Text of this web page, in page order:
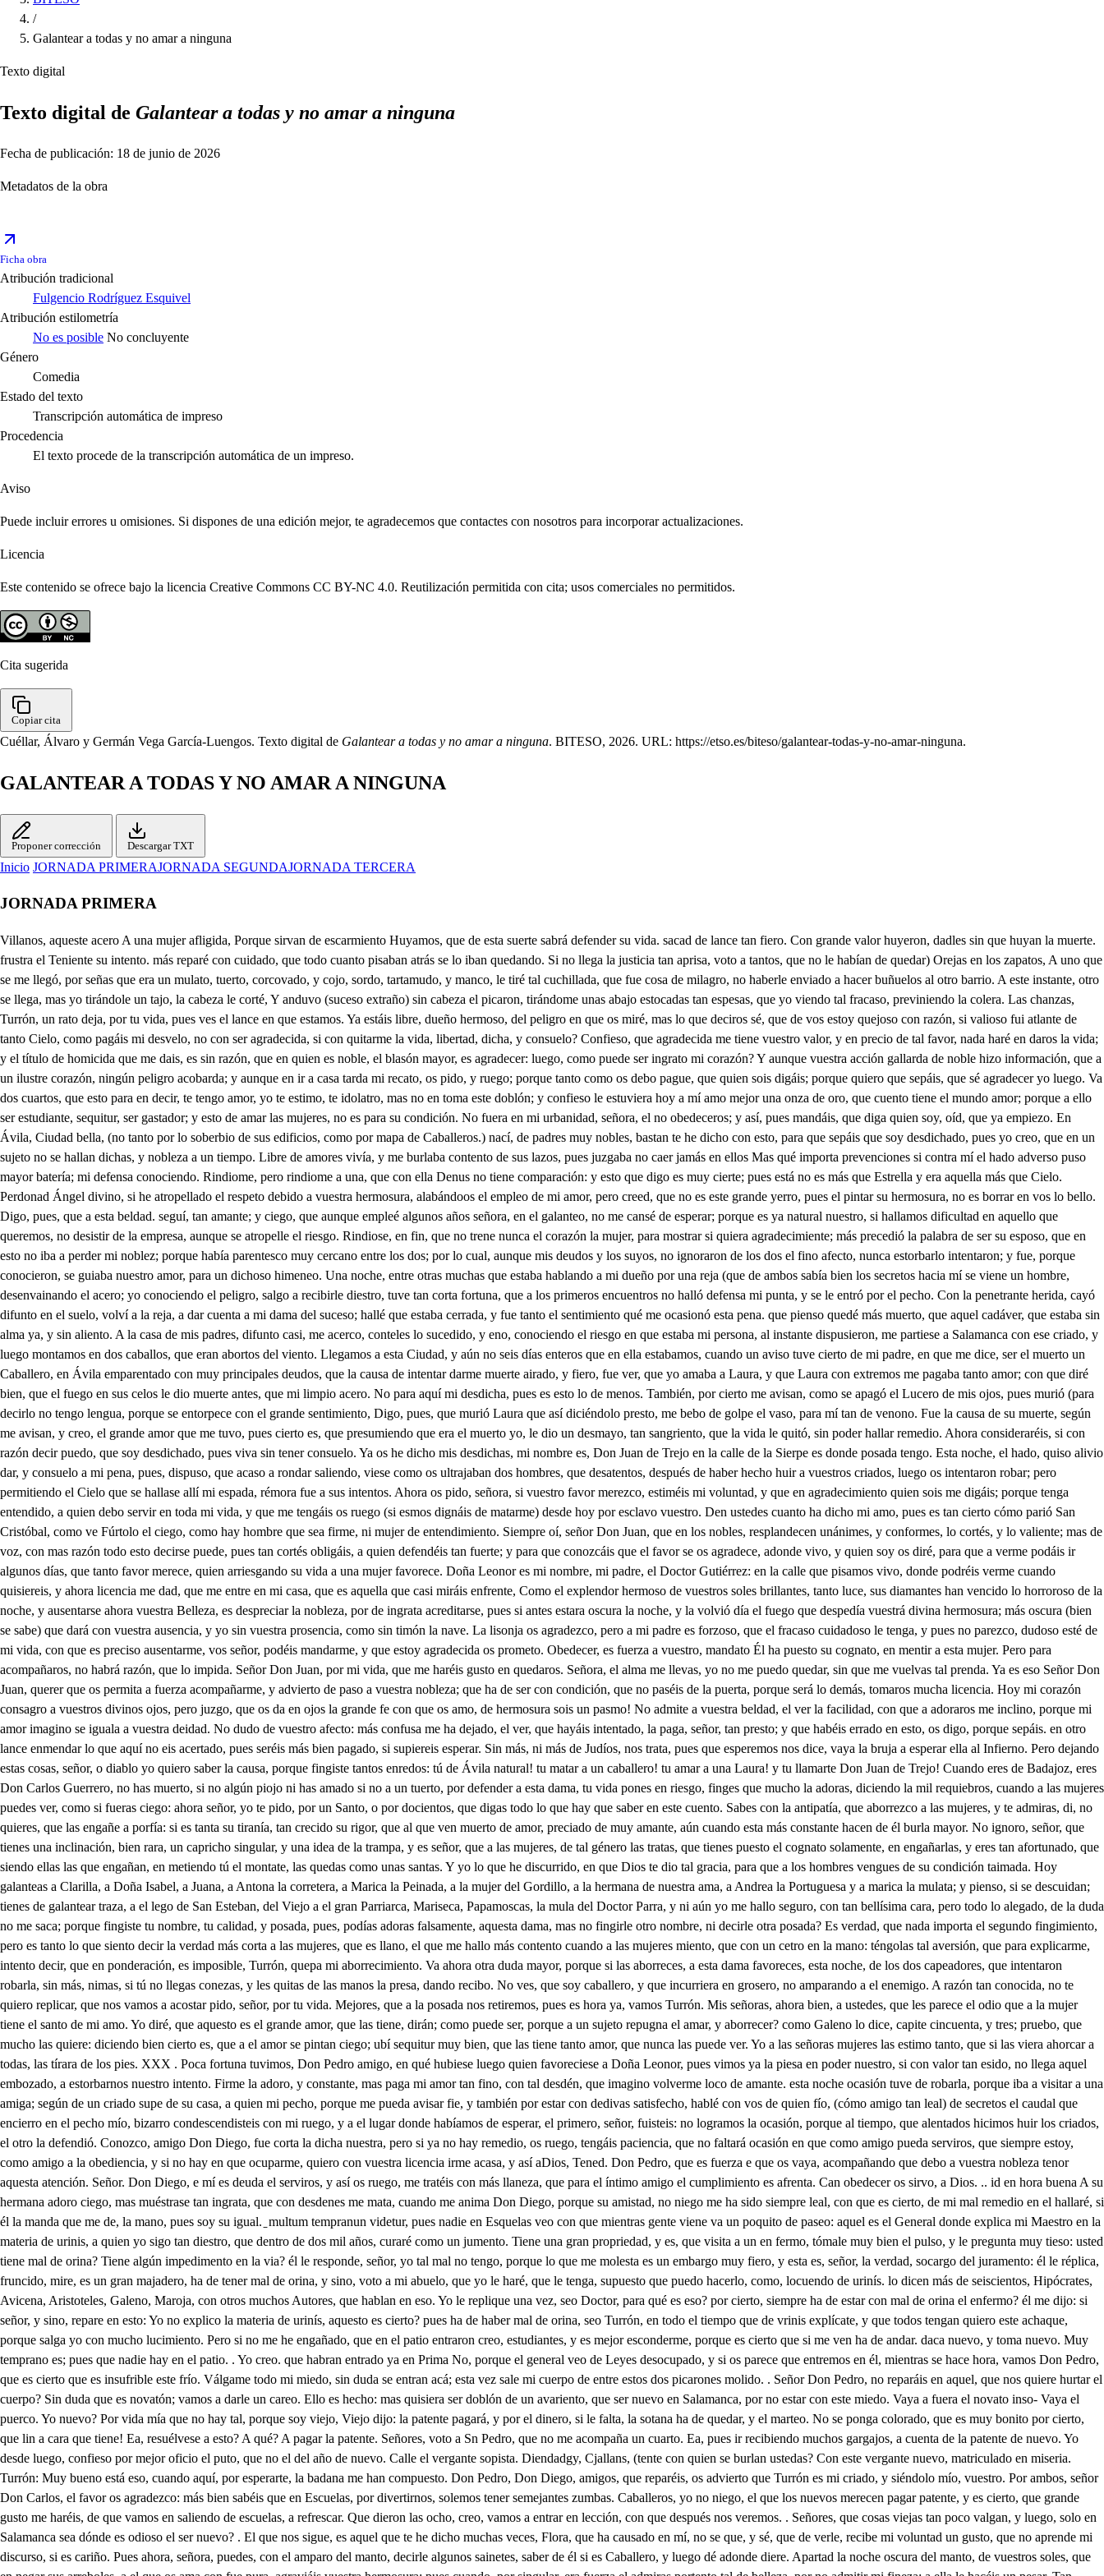
/
Galantear a todas y no amar a ninguna
Texto digital
Texto digital de Galantear a todas y no amar a ninguna
Fecha de publicación: 18 de junio de 2026
Metadatos de la obra
Ficha obra
Atribución tradicional
Fulgencio Rodríguez Esquivel
Atribución estilometría
No es posible No concluyente
Género
Comedia
Estado del texto
Transcripción automática de impreso
Procedencia
El texto procede de la transcripción automática de un impreso.
Aviso
Puede incluir errores u omisiones. Si dispones de una edición mejor, te agradecemos que contactes con nosotros para incorporar actualizaciones.
Licencia
Este contenido se ofrece bajo la licencia Creative Commons CC BY-NC 4.0. Reutilización permitida con cita; usos comerciales no permitidos.
Cita sugerida
Copiar cita
Cuéllar, Álvaro y Germán Vega García-Luengos. Texto digital de Galantear a todas y no amar a ninguna. BITESO, 2026. URL: https://etso.es/biteso/galantear-todas-y-no-amar-ninguna.
GALANTEAR A TODAS Y NO AMAR A NINGUNA
Proponer corrección Descargar TXT
Inicio JORNADA PRIMERAJORNADA SEGUNDAJORNADA TERCERA
JORNADA PRIMERA
Villanos, aqueste acero A una mujer afligida, Porque sirvan de escarmiento Huyamos, que de esta suerte sabrá defender su vida. sacad de lance tan fiero. Con grande valor huyeron, dadles sin que huyan la muerte. frustra el Teniente su intento. más reparé con cuidado, que todo cuanto pisaban atrás se lo iban quedando. Si no llega la justicia tan aprisa, voto a tantos, que no le habían de quedar) Orejas en los zapatos, A uno que se me llegó, por señas que era un mulato, tuerto, corcovado, y cojo, sordo, tartamudo, y manco, le tiré tal cuchillada, que fue cosa de milagro, no haberle enviado a hacer buñuelos al otro barrio. A este instante, otro se llega, mas yo tirándole un tajo, la cabeza le corté, Y anduvo (suceso extraño) sin cabeza el picaron, tirándome unas abajo estocadas tan espesas, que yo viendo tal fracaso, previniendo la colera. Las chanzas, Turrón, un rato deja, por tu vida, pues ves el lance en que estamos. Ya estáis libre, dueño hermoso, del peligro en que os miré, mas lo que deciros sé, que de vos estoy quejoso con razón, si valioso fui atlante de tanto Cielo, como pagáis mi desvelo, no con ser agradecida, si con quitarme la vida, libertad, dicha, y consuelo? Confieso, que agradecida me tiene vuestro valor, y en precio de tal favor, nada haré en daros la vida; y el título de homicida que me dais, es sin razón, que en quien es noble, el blasón mayor, es agradecer: luego, como puede ser ingrato mi corazón? Y aunque vuestra acción gallarda de noble hizo información, que a un ilustre corazón, ningún peligro acobarda; y aunque en ir a casa tarda mi recato, os pido, y ruego; porque tanto como os debo pague, que quien sois digáis; porque quiero que sepáis, que sé agradecer yo luego. Va dos cuartos, que esto para en decir, te tengo amor, yo te estimo, te idolatro, mas no en toma este doblón; y confieso le estuviera hoy a mí amo mejor una onza de oro, que cuento tiene el mundo amor; porque a ello ser estudiante, sequitur, ser gastador; y esto de amar las mujeres, no es para su condición. No fuera en mi urbanidad, señora, el no obedeceros; y así, pues mandáis, que diga quien soy, oíd, que ya empiezo. En Ávila, Ciudad bella, (no tanto por lo soberbio de sus edificios, como por mapa de Caballeros.) nací, de padres muy nobles, bastan te he dicho con esto, para que sepáis que soy desdichado, pues yo creo, que en un sujeto no se hallan dichas, y nobleza a un tiempo. Libre de amores vivía, y me burlaba contento de sus lazos, pues juzgaba no caer jamás en ellos Mas qué importa prevenciones si contra mí el hado adverso puso mayor batería; mi defensa conociendo. Rindiome, pero rindiome a una, que con ella Denus no tiene comparación: y esto que digo es muy cierte; pues está no es más que Estrella y era aquella más que Cielo. Perdonad Ángel divino, si he atropellado el respeto debido a vuestra hermosura, alabándoos el empleo de mi amor, pero creed, que no es este grande yerro, pues el pintar su hermosura, no es borrar en vos lo bello. Digo, pues, que a esta beldad. seguí, tan amante; y ciego, que aunque empleé algunos años señora, en el galanteo, no me cansé de esperar; porque es ya natural nuestro, si hallamos dificultad en aquello que queremos, no desistir de la empresa, aunque se atropelle el riesgo. Rindiose, en fin, que no trene nunca el corazón la mujer, para mostrar si quiera agradecimiente; más precedió la palabra de ser su esposo, que en esto no iba a perder mi noblez; porque había parentesco muy cercano entre los dos; por lo cual, aunque mis deudos y los suyos, no ignoraron de los dos el fino afecto, nunca estorbarlo intentaron; y fue, porque conocieron, se guiaba nuestro amor, para un dichoso himeneo. Una noche, entre otras muchas que estaba hablando a mi dueño por una reja (que de ambos sabía bien los secretos hacia mí se viene un hombre, desenvainando el acero; yo conociendo el peligro, salgo a recibirle diestro, tuve tan corta fortuna, que a los primeros encuentros no halló defensa mi punta, y se le entró por el pecho. Con la penetrante herida, cayó difunto en el suelo, volví a la reja, a dar cuenta a mi dama del suceso; hallé que estaba cerrada, y fue tanto el sentimiento qué me ocasionó esta pena. que pienso quedé más muerto, que aquel cadáver, que estaba sin alma ya, y sin aliento. A la casa de mis padres, difunto casi, me acerco, conteles lo sucedido, y eno, conociendo el riesgo en que estaba mi persona, al instante dispusieron, me partiese a Salamanca con ese criado, y luego montamos en dos caballos, que eran abortos del viento. Llegamos a esta Ciudad, y aún no seis días enteros que en ella estabamos, cuando un aviso tuve cierto de mi padre, en que me dice, ser el muerto un Caballero, en Ávila emparentado con muy principales deudos, que la causa de intentar darme muerte airado, y fiero, fue ver, que yo amaba a Laura, y que Laura con extremos me pagaba tanto amor; con que diré bien, que el fuego en sus celos le dio muerte antes, que mi limpio acero. No para aquí mi desdicha, pues es esto lo de menos. También, por cierto me avisan, como se apagó el Lucero de mis ojos, pues murió (para decirlo no tengo lengua, porque se entorpece con el grande sentimiento, Digo, pues, que murió Laura que así diciéndolo presto, me bebo de golpe el vaso, para mí tan de venono. Fue la causa de su muerte, según me avisan, y creo, el grande amor que me tuvo, pues cierto es, que presumiendo que era el muerto yo, le dio un desmayo, tan sangriento, que la vida le quitó, sin poder hallar remedio. Ahora consideraréis, si con razón decir puedo, que soy desdichado, pues viva sin tener consuelo. Ya os he dicho mis desdichas, mi nombre es, Don Juan de Trejo en la calle de la Sierpe es donde posada tengo. Esta noche, el hado, quiso alivio dar, y consuelo a mi pena, pues, dispuso, que acaso a rondar saliendo, viese como os ultrajaban dos hombres, que desatentos, después de haber hecho huir a vuestros criados, luego os intentaron robar; pero permitiendo el Cielo que se hallase allí mi espada, rémora fue a sus intentos. Ahora os pido, señora, si vuestro favor merezco, estiméis mi voluntad, y que en agradecimiento quien sois me digáis; porque tenga entendido, a quien debo servir en toda mi vida, y que me tengáis os ruego (si esmos dignáis de matarme) desde hoy por esclavo vuestro. Den ustedes cuanto ha dicho mi amo, pues es tan cierto cómo parió San Cristóbal, como ve Fúrtolo el ciego, como hay hombre que sea firme, ni mujer de entendimiento. Siempre oí, señor Don Juan, que en los nobles, resplandecen unánimes, y conformes, lo cortés, y lo valiente; mas de voz, con mas razón todo esto decirse puede, pues tan cortés obligáis, a quien defendéis tan fuerte; y para que conozcáis que el favor se os agradece, adonde vivo, y quien soy os diré, para que a verme podáis ir algunos días, que tanto favor merece, quien arriesgando su vida a una mujer favorece. Doña Leonor es mi nombre, mi padre, el Doctor Gutiérrez: en la calle que pisamos vivo, donde podréis verme cuando quisiereis, y ahora licencia me dad, que me entre en mi casa, que es aquella que casi miráis enfrente, Como el explendor hermoso de vuestros soles brillantes, tanto luce, sus diamantes han vencido lo horroroso de la noche, y ausentarse ahora vuestra Belleza, es despreciar la nobleza, por de ingrata acreditarse, pues si antes estara oscura la noche, y la volvió día el fuego que despedía vuestrá divina hermosura; más oscura (bien se sabe) que dará con vuestra ausencia, y yo sin vuestra prosencia, como sin timón la nave. La lisonja os agradezco, pero a mi padre es forzoso, que el fracaso cuidadoso le tenga, y pues no parezco, dudoso esté de mi vida, con que es preciso ausentarme, vos señor, podéis mandarme, y que estoy agradecida os prometo. Obedecer, es fuerza a vuestro, mandato Él ha puesto su cognato, en mentir a esta mujer. Pero para acompañaros, no habrá razón, que lo impida. Señor Don Juan, por mi vida, que me haréis gusto en quedaros. Señora, el alma me llevas, yo no me puedo quedar, sin que me vuelvas tal prenda. Ya es eso Señor Don Juan, querer que os permita a fuerza acompañarme, y advierto de paso a vuestra nobleza; que ha de ser con condición, que no paséis de la puerta, porque será lo demás, tomaros mucha licencia. Hoy mi corazón consagro a vuestros divinos ojos, pero juzgo, que os da en ojos la grande fe con que os amo, de hermosura sois un pasmo! No admite a vuestra beldad, el ver la facilidad, con que a adoraros me inclino, porque mi amor imagino se iguala a vuestra deidad. No dudo de vuestro afecto: más confusa me ha dejado, el ver, que hayáis intentado, la paga, señor, tan presto; y que habéis errado en esto, os digo, porque sepáis. en otro lance enmendar lo que aquí no eis acertado, pues seréis más bien pagado, si supiereis esperar. Sin más, ni más de Judíos, nos trata, pues que esperemos nos dice, vaya la bruja a esperar ella al Infierno. Pero dejando estas cosas, señor, o diablo yo quiero saber la causa, porque fingiste tantos enredos: tú de Ávila natural! tu matar a un caballero! tu amar a una Laura! y tu llamarte Don Juan de Trejo! Cuando eres de Badajoz, eres Don Carlos Guerrero, no has muerto, si no algún piojo ni has amado si no a un tuerto, por defender a esta dama, tu vida pones en riesgo, finges que mucho la adoras, diciendo la mil requiebros, cuando a las mujeres puedes ver, como si fueras ciego: ahora señor, yo te pido, por un Santo, o por docientos, que digas todo lo que hay que saber en este cuento. Sabes con la antipatía, que aborrezco a las mujeres, y te admiras, di, no quieres, que las engañe a porfía: si es tanta su tiranía, tan crecido su rigor, que al que ven muerto de amor, preciado de muy amante, aún cuando esta más constante hacen de él burla mayor. No ignoro, señor, que tienes una inclinación, bien rara, un capricho singular, y una idea de la trampa, y es señor, que a las mujeres, de tal género las tratas, que tienes puesto el cognato solamente, en engañarlas, y eres tan afortunado, que siendo ellas las que engañan, en metiendo tú el montate,